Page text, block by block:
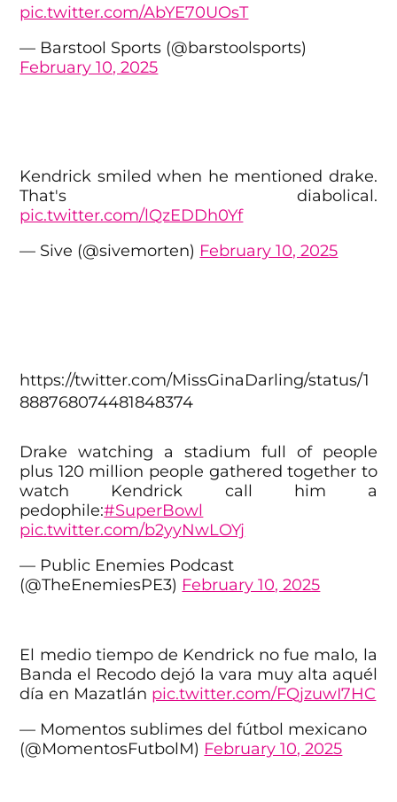
pic.twitter.com/AbYE70UOsT
— Barstool Sports (@barstoolsports)
February 10, 2025
Kendrick smiled when he mentioned drake.
That's diabolical.
pic.twitter.com/lQzEDDh0Yf
— Sive (@sivemorten) February 10, 2025
https://twitter.com/MissGinaDarling/status/1
888768074481848374
Drake watching a stadium full of people
plus 120 million people gathered together to
watch Kendrick call him a
pedophile:#SuperBowl
pic.twitter.com/b2yyNwLOYj
— Public Enemies Podcast
(@TheEnemiesPE3) February 10, 2025
El medio tiempo de Kendrick no fue malo, la
Banda el Recodo dejó la vara muy alta aquél
día en Mazatlán pic.twitter.com/FQjzuwI7HC
— Momentos sublimes del fútbol mexicano
(@MomentosFutbolM) February 10, 2025